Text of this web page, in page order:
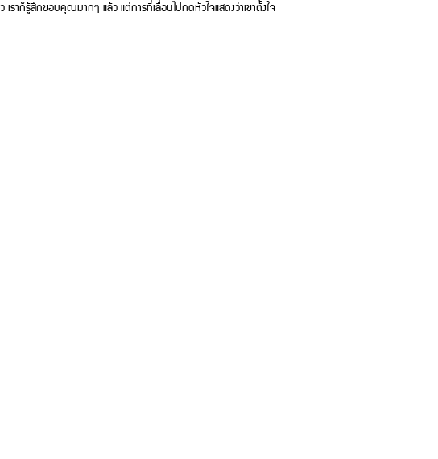
าก็รู้สึกขอบคุณมากๆ แล้ว แต่การที่เลื่อนไปกดหัวใจแสดงว่าเขาตั้งใจ